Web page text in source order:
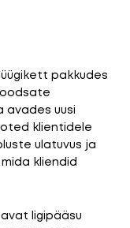
pakkudes
avades uusi
klientidele
ulatuvus ja
kliendid
ligipääsu